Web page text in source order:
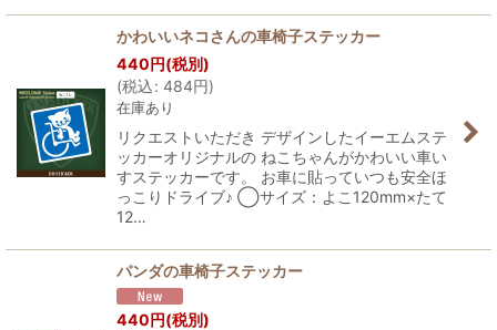
かわいいネコさんの車椅子ステッカー
440円(税別)
(税込: 484円)
在庫あり
リクエストいただき デザインしたイーエムステ
ッカーオリジナルの ねこちゃんがかわいい車い
すステッカーです。 お車に貼っていつも安全ほ
っこりドライブ♪ ◯サイズ：よこ120mm×たて
12…
パンダの車椅子ステッカー
440円(税別)